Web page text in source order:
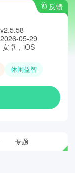
反馈
v2.5.58
2026-05-29
安卓，iOS
休闲益智
专题